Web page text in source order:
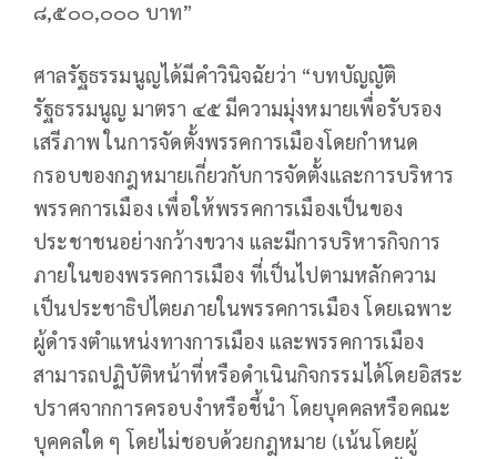
๘,๕๐๐,๐๐๐ บาท”
ศาลรัฐธรรมนูญได้มีคำวินิจฉัยว่า “บทบัญญัติ
รัฐธรรมนูญ มาตรา ๔๕ มีความมุ่งหมายเพื่อรับรอง
เสรีภาพ ในการจัดตั้งพรรคการเมืองโดยกำหนด
กรอบของกฎหมายเกี่ยวกับการจัดตั้งและการบริหาร
พรรคการเมือง เพื่อให้พรรคการเมืองเป็นของ
ประชาชนอย่างกว้างขวาง และมีการบริหารกิจการ
ภายในของพรรคการเมือง ที่เป็นไปตามหลักความ
เป็นประชาธิปไตยภายในพรรคการเมือง โดยเฉพาะ
ผู้ดำรงตำแหน่งทางการเมือง และพรรคการเมือง
สามารถปฏิบัติหน้าที่หรือดำเนินกิจกรรมได้โดยอิสระ
ปราศจากการครอบงำหรือชี้นำ โดยบุคคลหรือคณะ
บุคคลใด ๆ โดยไม่ชอบด้วยกฎหมาย (เน้นโดยผู้